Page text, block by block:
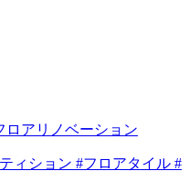
ロアリノベーション
ィション #フロアタイル #